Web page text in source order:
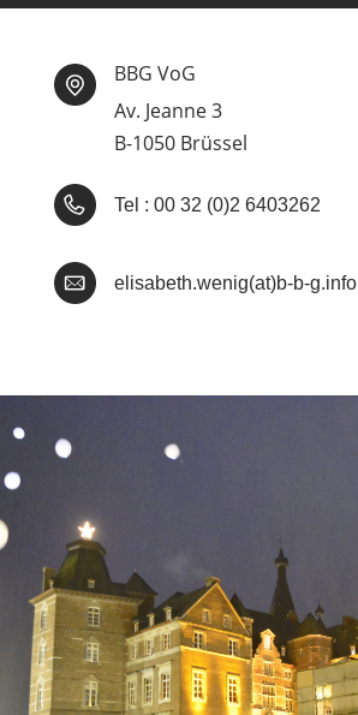
BBG VoG
Av. Jeanne 3
B-1050 Brüssel
Tel : 00 32 (0)2 6403262
elisabeth.wenig(at)b-b-g.info